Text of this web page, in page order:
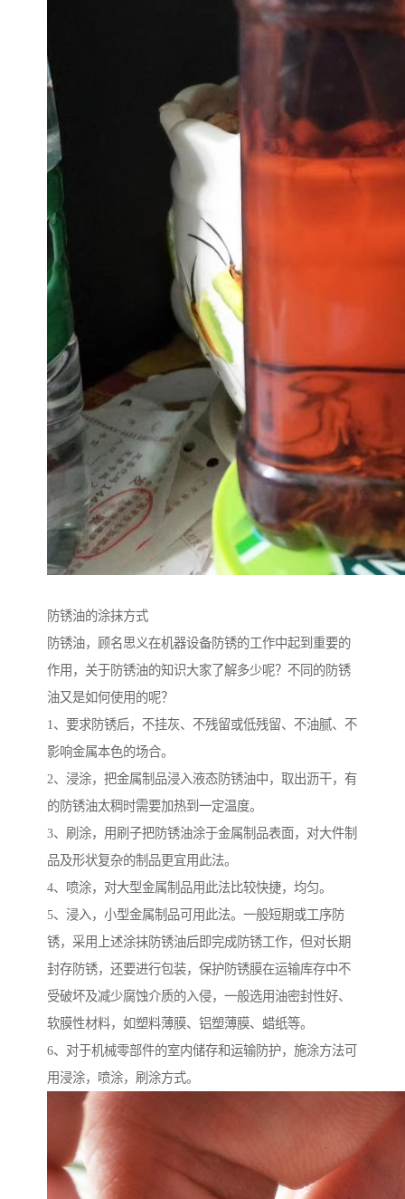
防锈油的涂抹方式
防锈油，顾名思义在机器设备防锈的工作中起到重要的
作用，关于防锈油的知识大家了解多少呢？不同的防锈
油又是如何使用的呢？
1、要求防锈后，不挂灰、不残留或低残留、不油腻、不
影响金属本色的场合。
2、浸涂，把金属制品浸入液态防锈油中，取出沥干，有
的防锈油太稠时需要加热到一定温度。
3、刷涂，用刷子把防锈油涂于金属制品表面，对大件制
品及形状复杂的制品更宜用此法。
4、喷涂，对大型金属制品用此法比较快捷，均匀。
5、浸入，小型金属制品可用此法。一般短期或工序防
锈，采用上述涂抹防锈油后即完成防锈工作，但对长期
封存防锈，还要进行包装，保护防锈膜在运输库存中不
受破坏及减少腐蚀介质的入侵，一般选用油密封性好、
软膜性材料，如塑料薄膜、铝塑薄膜、蜡纸等。
6、对于机械零部件的室内储存和运输防护，施涂方法可
用浸涂，喷涂，刷涂方式。